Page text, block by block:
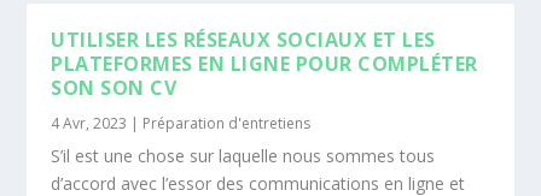
UTILISER LES RÉSEAUX SOCIAUX ET LES
PLATEFORMES EN LIGNE POUR COMPLÉTER
SON SON CV
4 Avr, 2023 | Préparation d'entretiens
S’il est une chose sur laquelle nous sommes tous
d’accord avec l’essor des communications en ligne et